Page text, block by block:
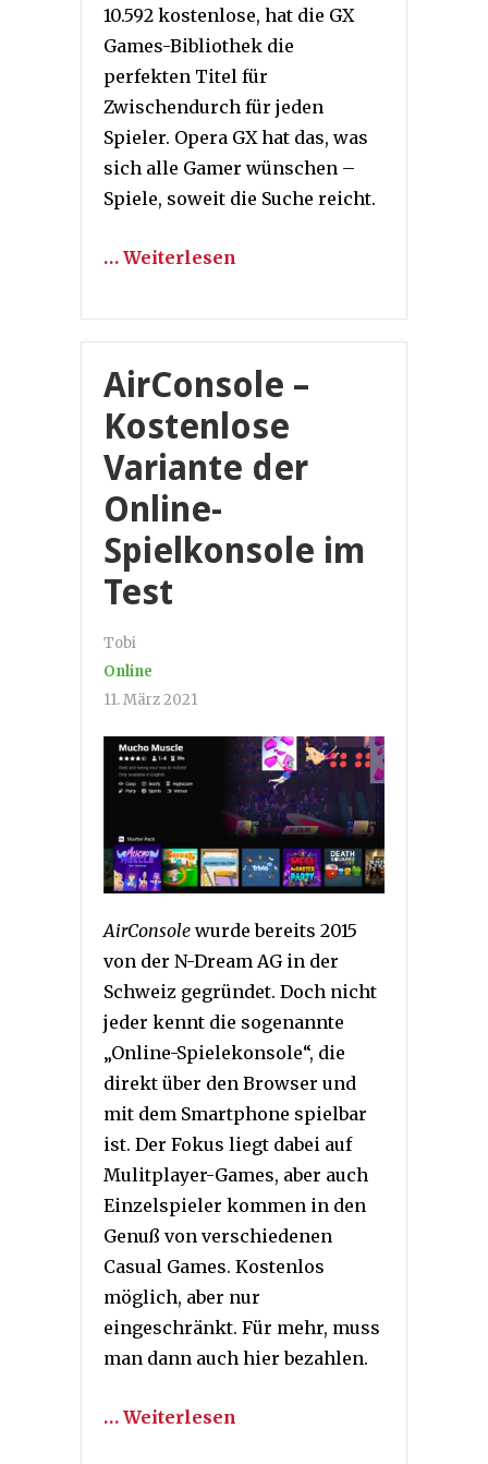
10.592 kostenlose, hat die GX
Games-Bibliothek die
perfekten Titel für
Zwischendurch für jeden
Spieler. Opera GX hat das, was
sich alle Gamer wünschen –
Spiele, soweit die Suche reicht.
… Weiterlesen
AirConsole –
Kostenlose
Variante der
Online-
Spielkonsole im
Test
Tobi
Online
11. März 2021
AirConsole wurde bereits 2015
von der N-Dream AG in der
Schweiz gegründet. Doch nicht
jeder kennt die sogenannte
„Online-Spielekonsole“, die
direkt über den Browser und
mit dem Smartphone spielbar
ist. Der Fokus liegt dabei auf
Mulitplayer-Games, aber auch
Einzelspieler kommen in den
Genuß von verschiedenen
Casual Games. Kostenlos
möglich, aber nur
eingeschränkt. Für mehr, muss
man dann auch hier bezahlen.
… Weiterlesen